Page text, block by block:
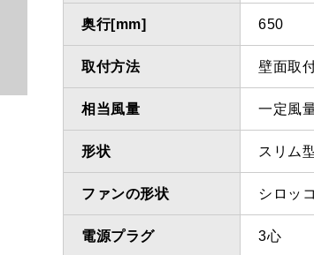
奥行[mm] 650
取付方法 壁面取
相当風量 一定風
形状 スリム
ファンの形状 シロッ
電源プラグ 3心